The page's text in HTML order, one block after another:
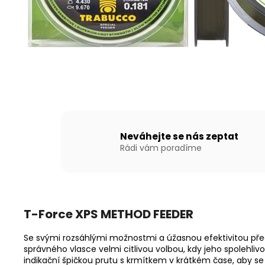
Neváhejte se nás zeptat
Rádi vám poradíme
T-Force XPS METHOD FEEDER
Se svými rozsáhlými možnostmi a úžasnou efektivitou
správného vlasce velmi citlivou volbou, kdy jeho
indikační špičkou prutu s krmítkem v krátkém čase, aby
NAFUKOVACÍ ČLUN WILLIS BOATS RY-
BD330 V ZELENÉ BARVĚ SE SKLÁDACÍ
DŘEVĚNOU PODLAHOU
18 290 Kč